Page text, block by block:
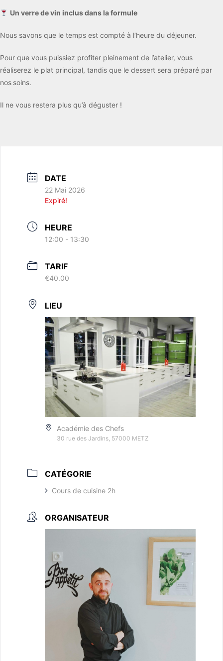
Un verre de vin inclus dans la formule
Nous savons que le temps est compté à l’heure du déjeuner.
Pour que vous puissiez profiter pleinement de l’atelier, vous
réaliserez le plat principal, tandis que le dessert sera préparé par
nos soins.
Il ne vous restera plus qu’à déguster !
DATE
22 Mai 2026
Expiré!
HEURE
12:00 - 13:30
TARIF
€40.00
LIEU
Académie des Chefs
30 rue des Jardins, 57000 METZ
CATÉGORIE
Cours de cuisine 2h
ORGANISATEUR